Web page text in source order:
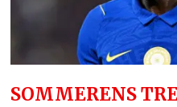
SOMMERENS